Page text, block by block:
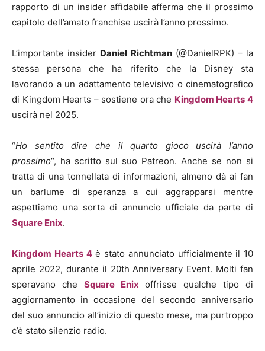
rapporto di un insider affidabile afferma che il prossimo
capitolo dell’amato franchise uscirà l’anno prossimo.
L’importante insider Daniel Richtman(@DanielRPK) – la
stessa persona che ha riferito che la Disney sta
lavorando a un adattamento televisivo o cinematografico
di Kingdom Hearts – sostiene ora che Kingdom Hearts 4
uscirà nel 2025.
“Ho sentito dire che il quarto gioco uscirà l’anno
prossimo“, ha scritto sul suo Patreon. Anche se non si
tratta di una tonnellata di informazioni, almeno dà ai fan
un barlume di speranza a cui aggrapparsi mentre
aspettiamo una sorta di annuncio ufficiale da parte di
Square Enix.
Kingdom Hearts 4è stato annunciato ufficialmente il 10
aprile 2022, durante il 20th Anniversary Event. Molti fan
speravano che Square Enix offrisse qualche tipo di
aggiornamento in occasione del secondo anniversario
del suo annuncio all’inizio di questo mese, ma purtroppo
c’è stato silenzio radio.